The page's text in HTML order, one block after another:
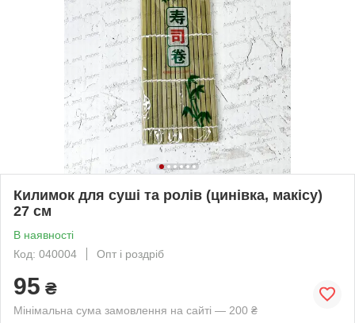
Килимок для суші та ролів (цинівка, макісу)
27 см
В наявності
Код: 040004
Опт і роздріб
95 ₴
Мінімальна сума замовлення на сайті — 200 ₴